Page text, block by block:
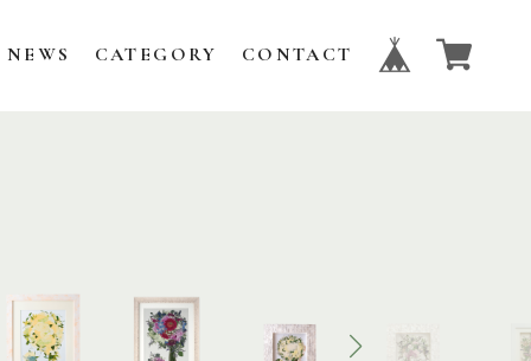
NEWS CATEGORY CONTACT